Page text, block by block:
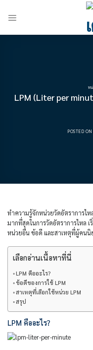
ห
LPM (Liter per
POSTED ON
ทำความรู้จักหน่วยวัดอัตราการไ
มากที่สุดในการวัดอัตราการไหล
หน่วยอื่น ข้อดี และสาเหตุที่ผู้คน
เลือกอ่านเนื้อหาที่นี่
LPM คืออะไร?
ข้อดีของการใช้ LPM
สาเหตุที่เลือกใช้หน่วย LPM
สรุป
LPM คืออะไร?